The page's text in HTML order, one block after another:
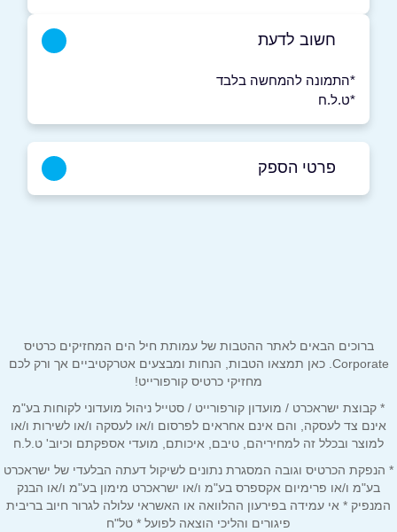
חשוב לדעת
*התמונה להמחשה בלבד
*ט.ל.ח
פרטי הספק
שם מלא*
נושא*
ברוכים הבאים לאתר ההטבות של עמותת חיל הים המחזיקים כרטיס
Corporate. כאן תמצאו הטבות, הנחות ומבצעים אטרקטיביים אך ורק לכם
מחזיקי כרטיס קורפורייט!
* קבוצת ישראכרט / מועדון קורפורייט / סטייל ניהול מועדוני לקוחות בע"מ
אינם צד לעסקה, והם אינם אחראים לפרסום ו/או לעסקה ו/או לשירות ו/או
למוצר ובכלל זה למחיריהם, טיבם, איכותם, מועדי אספקתם וכיוב' ט.ל.ח
* הנפקת הכרטיס וגובה המסגרת נתונים לשיקול דעתה הבלעדי של ישראכרט
בע"מ ו/או פרימיום אקספרס בע"מ ו/או ישראכרט מימון בע"מ ו/או הבנק
המנפיק * אי עמידה בפירעון ההלוואה או האשראי עלולה לגרור חיוב בריבית
פיגורים והליכי הוצאה לפועל * טל"ח